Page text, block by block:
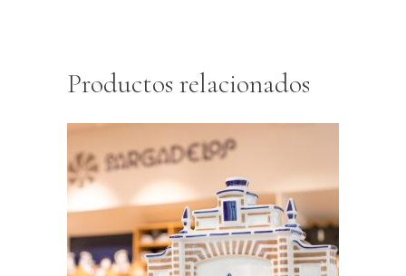
Productos relacionados